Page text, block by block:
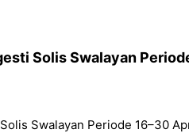
Solis Swalayan
Swalayan Periode 16–30